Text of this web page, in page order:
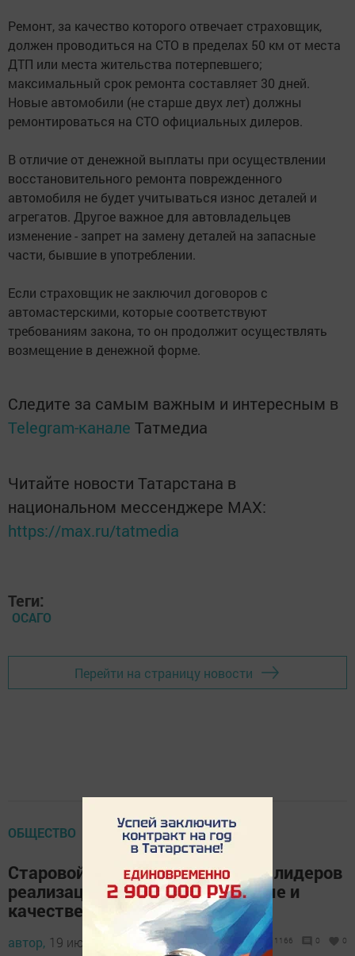
Ремонт, за качество которого отвечает страховщик,
должен проводиться на СТО в пределах 50 км от места
ДТП или места жительства потерпевшего;
максимальный срок ремонта составляет 30 дней.
Новые автомобили (не старше двух лет) должны
ремонтироваться на СТО официальных дилеров.
В отличие от денежной выплаты при осуществлении
восстановительного ремонта поврежденного
автомобиля не будет учитываться износ деталей и
агрегатов. Другое важное для автовладельцев
изменение - запрет на замену деталей на запасные
части, бывшие в употреблении.
Если страховщик не заключил договоров с
автомастерскими, которые соответствуют
требованиям закона, то он продолжит осуществлять
возмещение в денежной форме.
Следите за самым важным и интересным в
Telegram-канале Татмедиа
Читайте новости Татарстана в
национальном мессенджере MАХ:
https://max.ru/tatmedia
Теги:
ОСАГО
Перейти на страницу новости
ОБЩЕСТВО
Старовойт: Татарстан – один из лидеров
реализации проекта «Безопасные и
качественные дороги»
автор, 19 июня 2017 - 06:53 1166 0 0